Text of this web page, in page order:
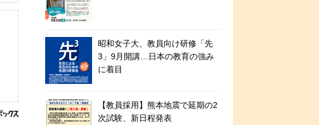
昭和女子大、教員向け研修「先
3」9月開講…日本の教育の強み
に着目
【教員採用】熊本地震で延期の2
次試験、新日程発表